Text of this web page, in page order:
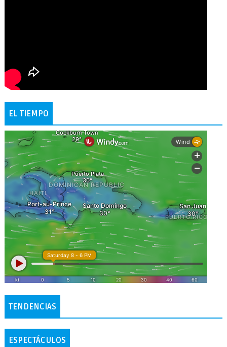
EL TIEMPO
TENDENCIAS
ESPECTÁCULOS